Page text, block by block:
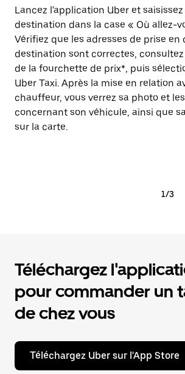
Lancez l'application Uber et
destination dans la case « Où allez-
Vérifiez que les adresses de prise en
destination sont correctes,
de la fourchette de prix*, puis
Uber Taxi. Après la mise en relation
chauffeur, vous verrez sa photo et
concernant son véhicule, ainsi que
sur la carte.
1/3
Téléchargez
pour commander un
de chez vous
Téléchargez Uber sur l'App Store